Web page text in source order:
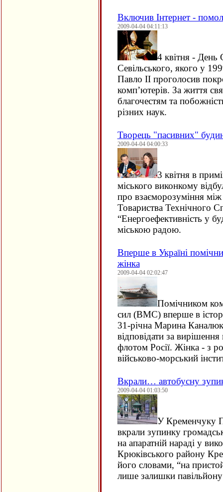
Включив Інтернет -
2009-04-04 04:11:13
4 квітня - День
Севільського, якого у
Павло ІІ проголосив
комп’ютерів. За життя
благочестям та
різних наук.
Творець "пасивних"
2009-04-04 04:00:33
3 квітня в
міського виконкому
про взаєморозуміння
Товариства Технічного
“Енергоефективність у
міською радою.
Вперше в Україні
жінка
2009-04-04 02:02:47
Помічником
сил (ВМС) вперше в
31-річна Марина
відповідати за
флотом Росії. Жінка - з
військово-морський
Вкрали… автобусну
2009-04-04 01:03:50
У Кременчуку
вкрали зупинку
на апаратній нараді у
Крюківського району
його словами, “на
лише залишки